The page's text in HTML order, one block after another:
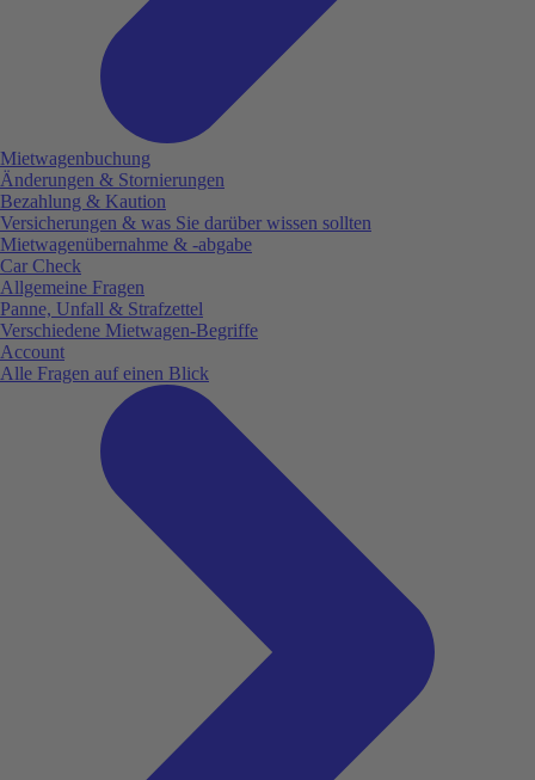
Mietwagenbuchung
Änderungen & Stornierungen
Bezahlung & Kaution
Versicherungen & was Sie darüber wissen sollten
Mietwagenübernahme & -abgabe
Car Check
Allgemeine Fragen
Panne, Unfall & Strafzettel
Verschiedene Mietwagen-Begriffe
Account
Alle Fragen auf einen Blick